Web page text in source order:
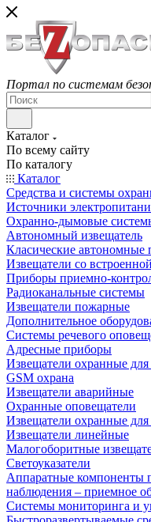
Портал по системам
Каталог
По всему сайту
По каталогу
Каталог
Средства и системы
Источники
Охранно-дымовые
Автономный извещатель
Класические автономные
Извещатели со
Приборы приемно-
Радиоканальные системы
Извещатели пожарные
Дополнительное
Системы речевого
Адресные приборы
Извещатели охранные
GSM охрана
Извещатели аварийные
Охранные оповещатели
Извещатели охранные
Извещатели линейные
Малогоборитные
Светоуказатели
Аппаратные компоненты
наблюдения – приемное
Системы мониторинга и